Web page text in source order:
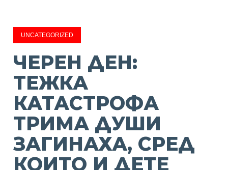
UNCATEGORIZED
ЧЕРЕН ДЕН:
ТЕЖКА
КАТАСТРОФА
ТРИМА ДУШИ
ЗАГИНАХА, СРЕД
КОИТО И ДЕТЕ